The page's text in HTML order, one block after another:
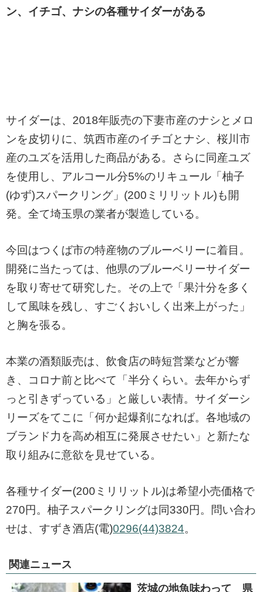
ン、イチゴ、ナシの各種サイダーがある
サイダーは、2018年販売の下妻市産のナシとメロ
ンを皮切りに、筑西市産のイチゴとナシ、桜川市
産のユズを活用した商品がある。さらに同産ユズ
を使用し、アルコール分5%のリキュール「柚子
(ゆず)スパークリング」(200ミリリットル)も開
発。全て埼玉県の業者が製造している。
今回はつくば市の特産物のブルーベリーに着目。
開発に当たっては、他県のブルーベリーサイダー
を取り寄せて研究した。その上で「果汁分を多く
して風味を残し、すごくおいしく出来上がった」
と胸を張る。
本業の酒類販売は、飲食店の時短営業などが響
き、コロナ前と比べて「半分くらい。去年からず
っと引きずっている」と厳しい表情。サイダーシ
リーズをてこに「何か起爆剤になれば。各地域の
ブランド力を高め相互に発展させたい」と新たな
取り組みに意欲を見せている。
各種サイダー(200ミリリットル)は希望小売価格で
270円。柚子スパークリングは同330円。問い合わ
せは、すずき酒店(電)0296(44)3824。
関連ニュース
茨城の地魚味わって 県